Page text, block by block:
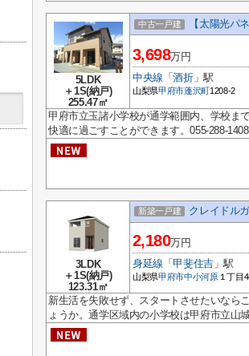
5LDK
＋1S(納戸)
255.47㎡
中古一戸建 【太陽光パ
3,698万円
中央線 「酒折」駅
山梨県甲府市蓬沢町1208-2
甲府市立玉諸小学校が通学範囲内、学校ま
快適に過ごすことができます。055-288-
3LDK
＋1S(納戸)
123.31㎡
新築一戸建 クレイドル
2,180万円
身延線 「甲斐住吉」駅
山梨県甲府市中小河原 １丁目
新生活を失敗せず、スタートさせたいな
ょうか。通学区域内の小学校は甲府市立山